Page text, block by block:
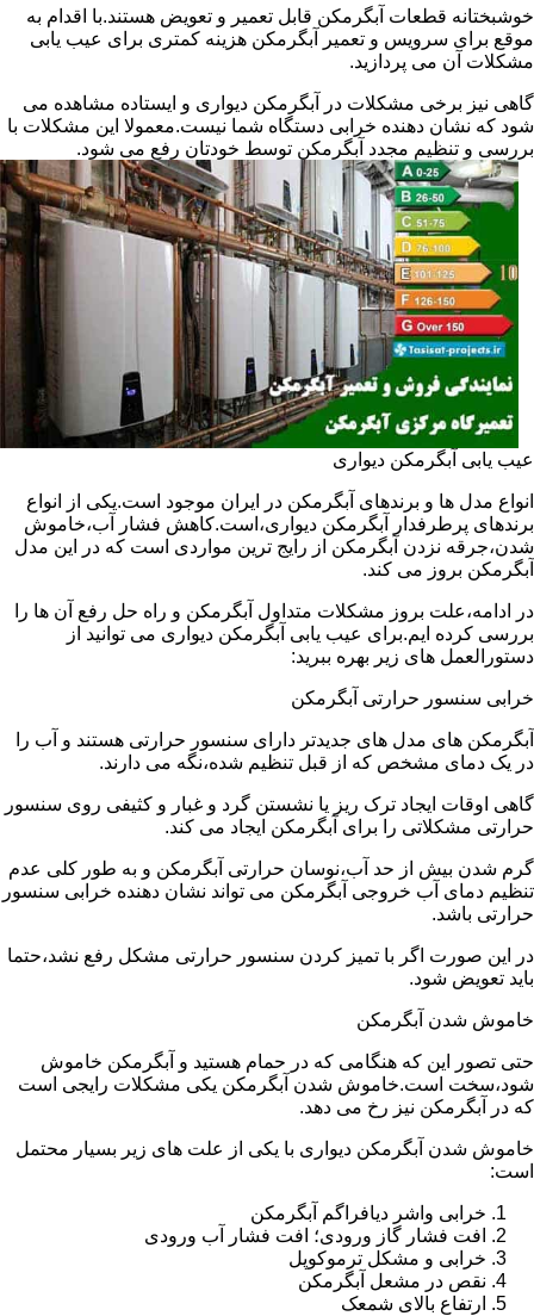
خوشبختانه قطعات آبگرمکن قابل تعمیر و تعویض هستند.با اقدام به
موقع برای سرویس و تعمیر آبگرمکن هزینه کمتری برای عیب یابی
مشکلات آن می پردازید.
گاهی نیز برخی مشکلات در آبگرمکن دیواری و ایستاده مشاهده می
شود که نشان دهنده خرابی دستگاه شما نیست.معمولا این مشکلات با
بررسی و تنظیم مجدد آبگرمکن توسط خودتان رفع می شود.
عیب یابی آبگرمکن دیواری
انواع مدل ها و برندهای آبگرمکن در ایران موجود است.یکی از انواع
برندهای پرطرفدار آبگرمکن دیواری،است.کاهش فشار آب،خاموش
شدن،جرقه نزدن آبگرمکن از رایج ترین مواردی است که در این مدل
آبگرمکن بروز می کند.
در ادامه،علت بروز مشکلات متداول آبگرمکن و راه حل رفع آن ها را
بررسی کرده ایم.برای عیب یابی آبگرمکن دیواری می توانید از
دستورالعمل های زیر بهره ببرید:
خرابی سنسور حرارتی آبگرمکن
آبگرمکن های مدل های جدیدتر دارای سنسور حرارتی هستند و آب را
در یک دمای مشخص که از قبل تنظیم شده،نگه می دارند.
گاهی اوقات ایجاد ترک ریز یا نشستن گرد و غبار و کثیفی روی سنسور
حرارتی مشکلاتی را برای آبگرمکن ایجاد می کند.
گرم شدن بیش از حد آب،نوسان حرارتی آبگرمکن و به طور کلی عدم
تنظیم دمای آب خروجی آبگرمکن می تواند نشان دهنده خرابی سنسور
حرارتی باشد.
در این صورت اگر با تمیز کردن سنسور حرارتی مشکل رفع نشد،حتما
باید تعویض شود.
خاموش شدن آبگرمکن
حتی تصور این که هنگامی که در حمام هستید و آبگرمکن خاموش
شود،سخت است.خاموش شدن آبگرمکن یکی مشکلات رایجی است
که در آبگرمکن نیز رخ می دهد.
خاموش شدن آبگرمکن دیواری با یکی از علت های زیر بسیار محتمل
است:
خرابی واشر دیافراگم آبگرمکن
افت فشار گاز ورودی؛ افت فشار آب ورودی
خرابی و مشکل ترموکوپل
نقص در مشعل آبگرمکن
ارتفاع بالای شمعک